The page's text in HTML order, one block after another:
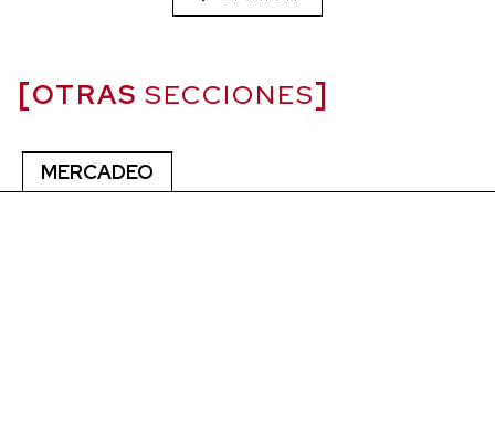
OTRAS SECCIONES
MERCADEO